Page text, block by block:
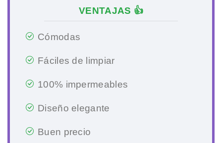
VENTAJAS 👍
Cómodas
Fáciles de limpiar
100% impermeables
Diseño elegante
Buen precio